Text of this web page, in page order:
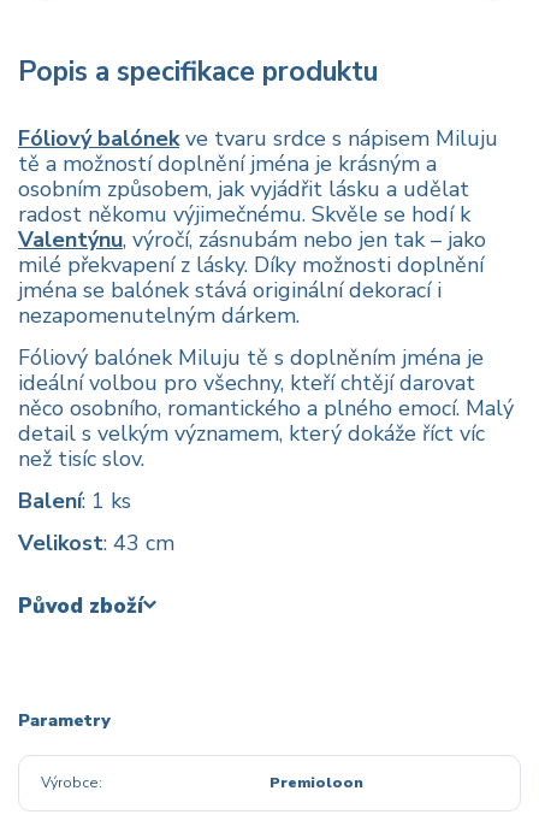
Popis a specifikace produktu
Fóliový balónekve tvaru srdce s nápisem Miluju
tě a možností doplnění jména je krásným a
osobním způsobem, jak vyjádřit lásku a udělat
radost někomu výjimečnému. Skvěle se hodí k
Valentýnu, výročí, zásnubám nebo jen tak – jako
milé překvapení z lásky. Díky možnosti doplnění
jména se balónek stává originální dekorací i
nezapomenutelným dárkem.
Fóliový balónek Miluju tě s doplněním jména je
ideální volbou pro všechny, kteří chtějí darovat
něco osobního, romantického a plného emocí. Malý
detail s velkým významem, který dokáže říct víc
než tisíc slov.
Balení: 1 ks
Velikost: 43 cm
Původ zboží
Parametry
Výrobce Premioloon